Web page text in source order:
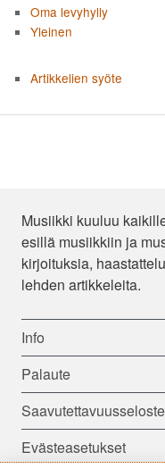
Oma levyhylly
Yleinen
Artikkelien syöte
Musiikki kuuluu
esillä musiikkiin ja
kirjoituksia,
lehden artikkeleita.
Info
Palaute
Saavutettavuusseloste
Evästeasetukset